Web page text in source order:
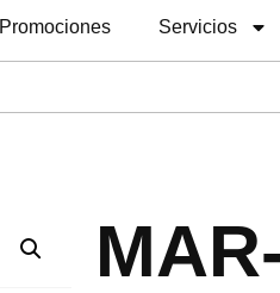
Promociones Servicios